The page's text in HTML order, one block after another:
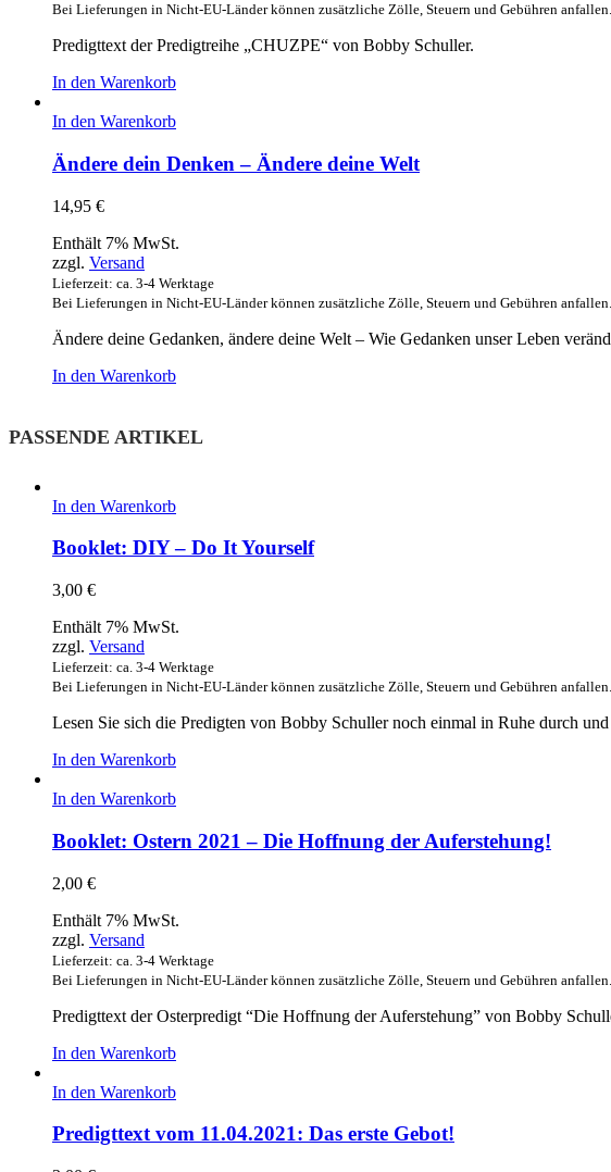
Bei Lieferungen in Nicht-EU-Länder können zusätzliche Zölle, Steuern und Gebühren anfallen.
Predigttext der Predigtreihe „CHUZPE“ von Bobby Schuller.
In den Warenkorb
In den Warenkorb
Ändere dein Denken – Ändere deine Welt
14,95 €
Enthält 7% MwSt.
zzgl. Versand
Lieferzeit: ca. 3-4 Werktage
Bei Lieferungen in Nicht-EU-Länder können zusätzliche Zölle, Steuern und Gebühren anfallen.
Ändere deine Gedanken, ändere deine Welt – Wie Gedanken unser Leben
In den Warenkorb
PASSENDE ARTIKEL
In den Warenkorb
Booklet: DIY – Do It Yourself
3,00 €
Enthält 7% MwSt.
zzgl. Versand
Lieferzeit: ca. 3-4 Werktage
Bei Lieferungen in Nicht-EU-Länder können zusätzliche Zölle, Steuern und Gebühren anfallen.
Lesen Sie sich die Predigten von Bobby Schuller noch einmal in Ruhe durch
In den Warenkorb
In den Warenkorb
Booklet: Ostern 2021 – Die Hoffnung der Auferstehung!
2,00 €
Enthält 7% MwSt.
zzgl. Versand
Lieferzeit: ca. 3-4 Werktage
Bei Lieferungen in Nicht-EU-Länder können zusätzliche Zölle, Steuern und Gebühren anfallen.
Predigttext der Osterpredigt “Die Hoffnung der Auferstehung” von Bobby
In den Warenkorb
In den Warenkorb
Predigttext vom 11.04.2021: Das erste Gebot!